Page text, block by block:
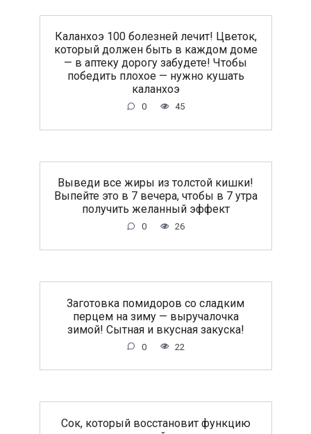
Каланхоэ 100 болезней лечит! Цветок,
который должен быть в каждом доме
— в аптеку дорогу забудете! Чтобы
победить плохое — нужно кушать
каланхоэ
0 45
Выведи все жиры из толстой кишки!
Выпейте это в 7 вечера, чтобы в 7 утра
получить желанный эффект
0 26
Заготовка помидоров со сладким
перцем на зиму — выручалочка
зимой! Сытная и вкусная закуска!
0 22
Сок, который восстановит функцию